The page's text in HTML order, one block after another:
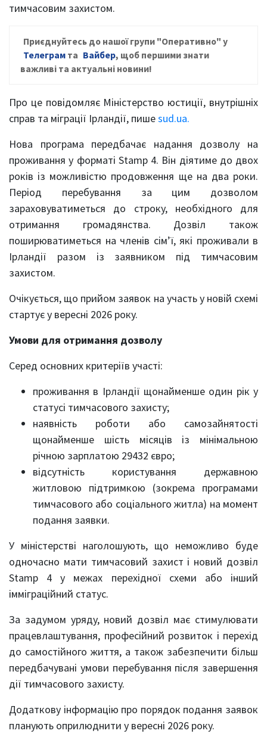
тимчасовим захистом.
Приєднуйтесь до нашої групи "Оперативно" у
Телеграм та Вайбер, щоб першими знати
важливі та актуальні новини!
Про це повідомляє Міністерство юстиції, внутрішніх
справ та міграції Ірландії, пишеsud.ua.
Нова програма передбачає надання дозволу на
проживання у форматі Stamp 4. Він діятиме до двох
років із можливістю продовження ще на два роки.
Період перебування за цим дозволом
зараховуватиметься до строку, необхідного для
отримання громадянства. Дозвіл також
поширюватиметься на членів сім’ї, які проживали в
Ірландії разом із заявником під тимчасовим
захистом.
Очікується, що прийом заявок на участь у новій схемі
стартує у вересні 2026 року.
Умови для отримання дозволу
Серед основних критеріїв участі:
проживання в Ірландії щонайменше один рік у
статусі тимчасового захисту;
наявність роботи або самозайнятості
щонайменше шість місяців із мінімальною
річною зарплатою 29432 євро;
відсутність користування державною
житловою підтримкою (зокрема програмами
тимчасового або соціального житла) на момент
подання заявки.
У міністерстві наголошують, що неможливо буде
одночасно мати тимчасовий захист і новий дозвіл
Stamp 4 у межах перехідної схеми або інший
імміграційний статус.
За задумом уряду, новий дозвіл має стимулювати
працевлаштування, професійний розвиток і перехід
до самостійного життя, а також забезпечити більш
передбачувані умови перебування після завершення
дії тимчасового захисту.
Додаткову інформацію про порядок подання заявок
планують оприлюднити у вересні 2026 року.